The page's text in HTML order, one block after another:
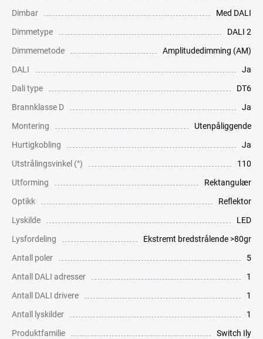
Dimbar
Med DALI
Dimmetype
DALI 2
Dimmemetode
Amplitudedimming (AM)
DALI
Ja
Dali type
DT6
Brannklasse D
Ja
Montering
Utenpåliggende
Hurtigkobling
Ja
Utstrålingsvinkel (°)
110
Utforming
Rektangulær
Optikk
Reflektor
Lyskilde
LED
Lysfordeling
Ekstremt bredstrålende >80gr
Antall poler
5
Antall DALI adresser
1
Antall DALI drivere
1
Antall lyskilder
1
Produktfamilie
Switch Ily